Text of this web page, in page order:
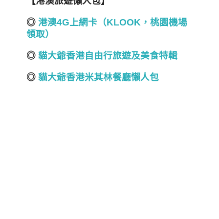
◎ 港澳4G上網卡（KLOOK ，桃園機場
領取）
◎ 貓大爺香港自由行旅遊及美食特輯
◎ 貓大爺香港米其林餐廳懶人包